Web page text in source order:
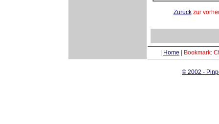
Zurückzur
Home Bookmark:
© 2002 -